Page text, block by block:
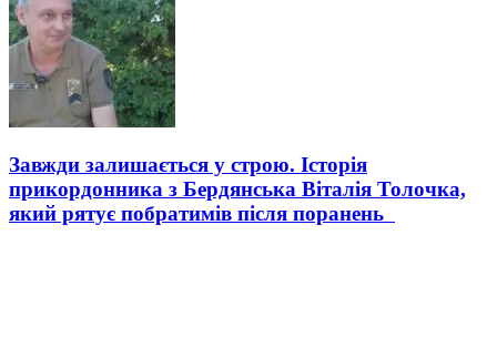
Завжди залишається у строю. Історія
прикордонника з Бердянська Віталія Толочка,
який рятує побратимів після поранень